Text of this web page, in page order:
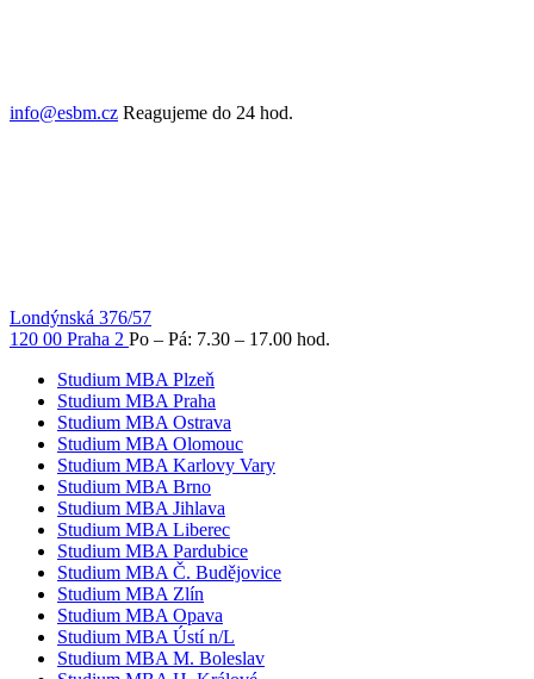
info@esbm.cz Reagujeme do 24 hod.
Londýnská 376/57
120 00 Praha 2 Po – Pá: 7.30 – 17.00 hod.
Studium MBA Plzeň
Studium MBA Praha
Studium MBA Ostrava
Studium MBA Olomouc
Studium MBA Karlovy Vary
Studium MBA Brno
Studium MBA Jihlava
Studium MBA Liberec
Studium MBA Pardubice
Studium MBA Č. Budějovice
Studium MBA Zlín
Studium MBA Opava
Studium MBA Ústí n/L
Studium MBA M. Boleslav